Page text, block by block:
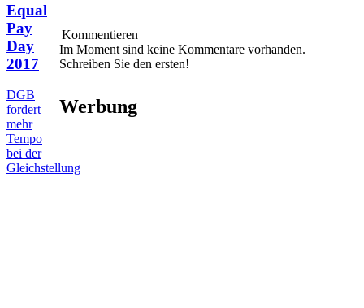
Equal
Pay
Day
2017
DGB
fordert
mehr
Tempo
bei der
Gleichstellung
Kommentieren
Im Moment sind keine Kommentare vorhanden.
Schreiben Sie den ersten!
Werbung